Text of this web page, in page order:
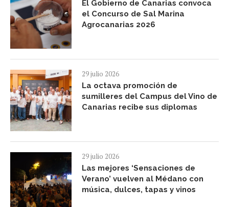
El Gobierno de Canarias convoca
el Concurso de Sal Marina
Agrocanarias 2026
29 julio 2026
La octava promoción de
sumilleres del Campus del Vino de
Canarias recibe sus diplomas
29 julio 2026
Las mejores ‘Sensaciones de
Verano’ vuelven al Médano con
música, dulces, tapas y vinos